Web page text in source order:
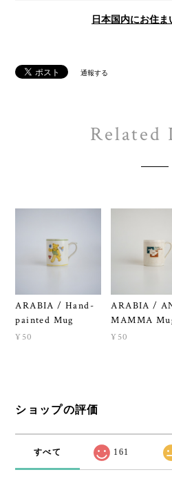
日本国内にお住ま
通報する
Related
ARABIA / Hand-
painted Mug
¥50
ARABIA /
MAMMA
¥50
ショップの評価
すべて 161